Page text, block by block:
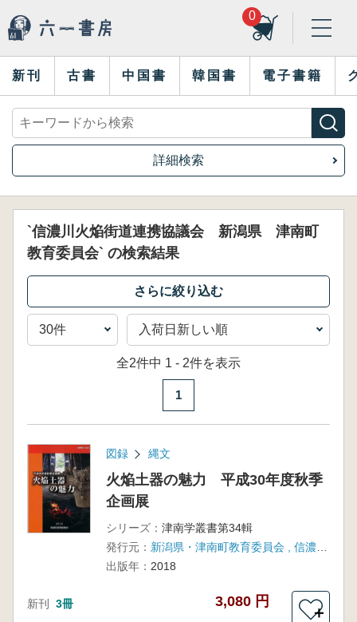
0
新刊 古書 中国書 韓国書 電子書籍
詳細検索
`信濃川火焔街道連携協議会 新潟県 津南町
教育委員会` の検索結果
全2件中 1 - 2件を表示
1
図録 縄文
火焔土器の魅力 平成30年度秋季
企画展
シリーズ： 津南学叢書第34輯
発行元：
出版年： 2018
新刊 3冊 3,080 円
＋